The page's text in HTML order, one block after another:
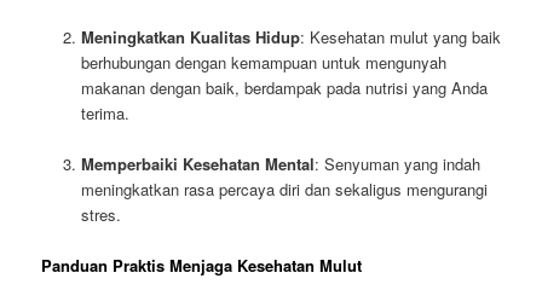
Meningkatkan Kualitas Hidup: Kesehatan mulut yang baik
berhubungan dengan kemampuan untuk mengunyah
makanan dengan baik, berdampak pada nutrisi yang Anda
terima.
Memperbaiki Kesehatan Mental: Senyuman yang indah
meningkatkan rasa percaya diri dan sekaligus mengurangi
stres.
Panduan Praktis Menjaga Kesehatan Mulut